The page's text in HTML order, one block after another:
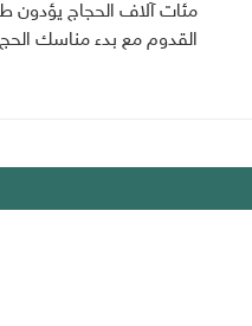
مئات آلاف الحجاج يؤدون
القدوم مع بدء مناسك الحج